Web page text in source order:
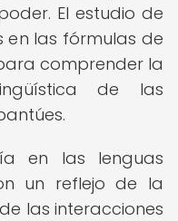
El estudio de
en las fórmulas de
comprender la
de las
en las lenguas
un reflejo de la
las interacciones